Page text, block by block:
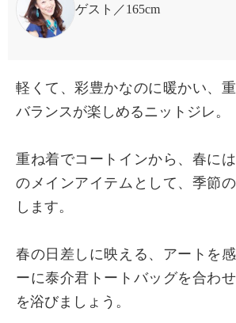
ゲスト
165cm
軽くて、彩豊かなのに暖かい、
バランスが楽しめるニットジレ。
重ね着でコートインから、春に
のメインアイテムとして、季節
します。
春の日差しに映える、アートを
ーに泰介君トートバッグを合わ
を浴びましょう。